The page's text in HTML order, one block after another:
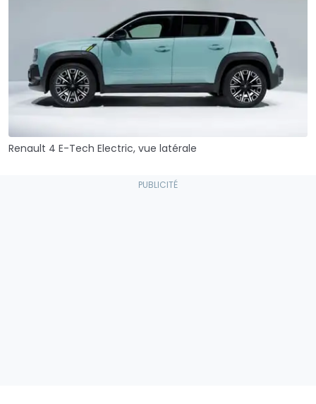
Renault 4 E-Tech Electric, vue latérale